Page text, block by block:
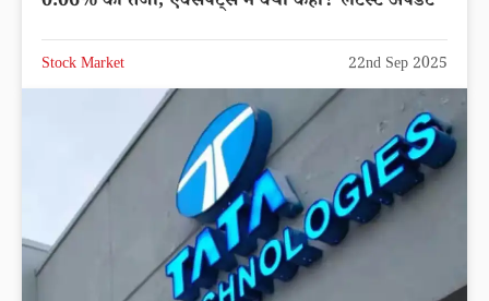
Stock Market 22nd Sep 2025